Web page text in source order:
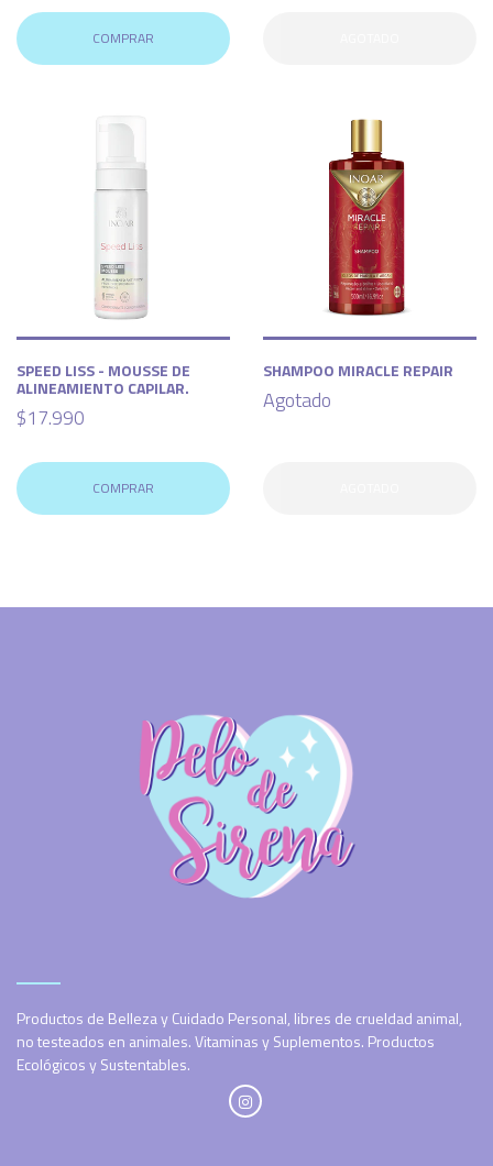
COMPRAR
SPEED LISS - MOUSSE DE
ALINEAMIENTO CAPILAR.
$17.990
COMPRAR
SHAMPOO MIRACLE REPAIR
Agotado
Productos de Belleza y Cuidado Personal, libres de crueldad animal,
no testeados en animales. Vitaminas y Suplementos. Productos
Ecológicos y Sustentables.